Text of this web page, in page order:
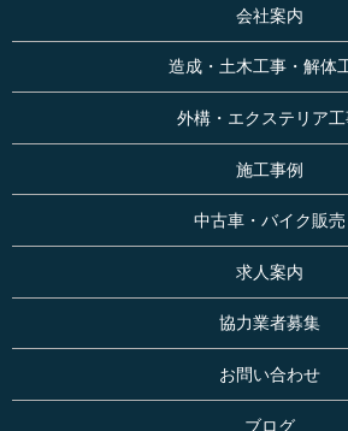
会社案内
造成・土木工事・解体
外構・エクステリア
施工事例
中古車・バイク販売
求人案内
協力業者募集
お問い合わせ
ブログ